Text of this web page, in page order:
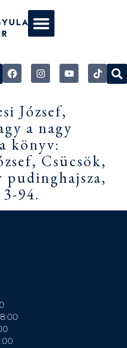
József,
a nagy
könyv:
Csücsök,
pudinghajsza,
94.